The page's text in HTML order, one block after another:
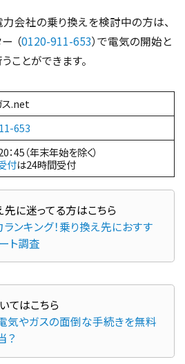
会社の乗り換えを検討中の方は、
（0120-911-653）で電気の開始と
ことができます。
ス.net
653
：45（年末年始を除く）
付は24時間受付
ンキング！乗り換え先におすす
ト調査
気やガスの面倒な手続きを無料
？